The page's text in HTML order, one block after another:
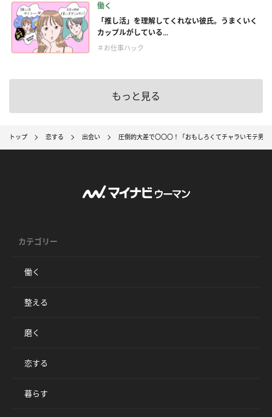
働く
「推し活」を理解してくれない彼氏。うまくいく
カップルがしている...
＃お仕事ハック
もっと見る
トップ 恋する 出会い 圧倒的大差で〇〇〇！「おもしろくてチャラいモテ男
カテゴリー
働く
整える
磨く
恋する
暮らす